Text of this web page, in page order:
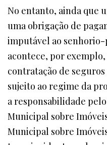
No entanto, ainda que
uma obrigação de
imputável ao
acontece, por
contratação de
sujeito ao regime da
a responsabilidade
Municipal sobre
Municipal sobre